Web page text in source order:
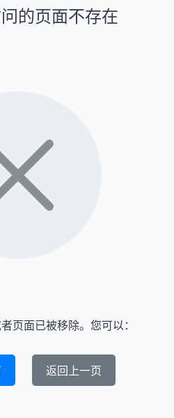
的页面不存在
页面已被移除。您可以：
返回上一页